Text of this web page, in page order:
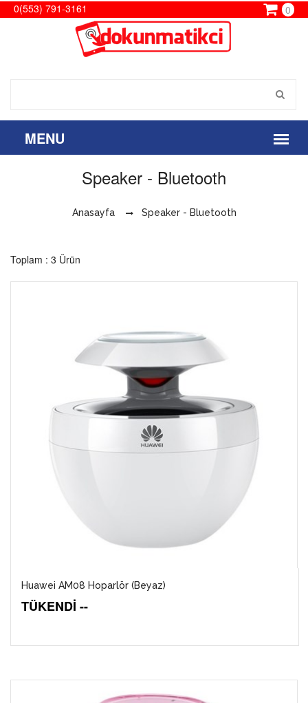
0(553) 791-3161 0
Speaker - Bluetooth
Anasayfa Speaker - Bluetooth
Toplam : 3 Ürün
Huawei AM08 Hoparlör (Beyaz)
TÜKENDİ --